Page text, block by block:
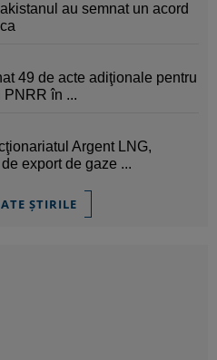
au semnat un acord
49 de acte adiţionale pentru
în ...
Argent LNG,
export de gaze ...
ȘTIRILE